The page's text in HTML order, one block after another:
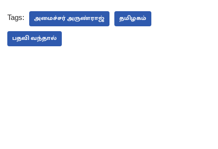
Tags: அமைச்சர் அருண்ராஜ் தமிழகம்
பதவி வந்தால்